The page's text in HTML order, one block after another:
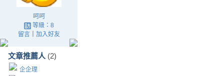
呵呵
等級：8
留言｜ 加入好友
文章推薦人 (2)
企企理